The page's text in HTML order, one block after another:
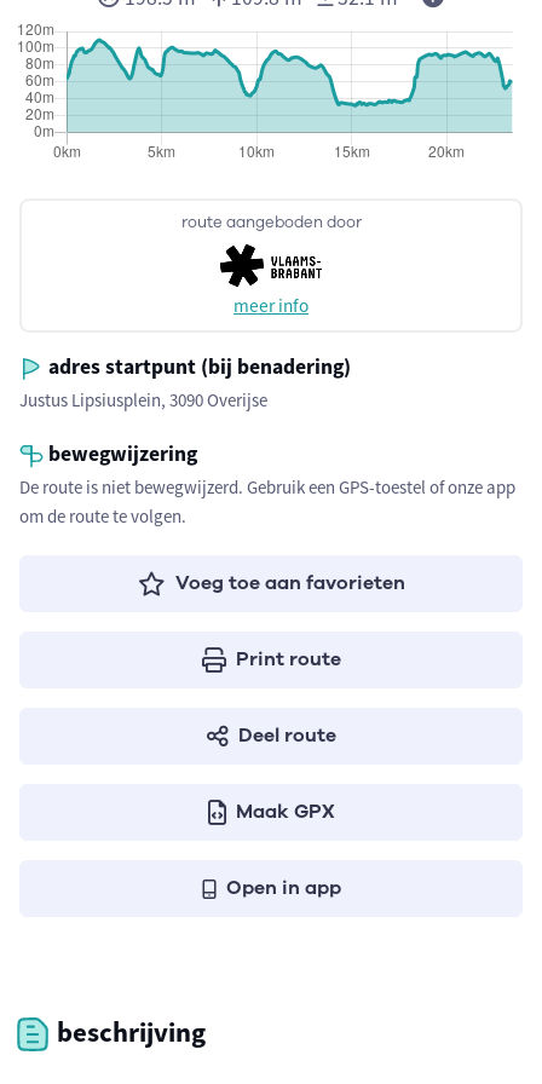
route aangeboden door
meer info
adres startpunt (bij benadering)
Justus Lipsiusplein, 3090 Overijse
bewegwijzering
De route is niet bewegwijzerd. Gebruik een GPS-toestel of onze app
om de route te volgen.
Voeg toe aan favorieten
Print route
Deel route
Maak GPX
Open in app
beschrijving